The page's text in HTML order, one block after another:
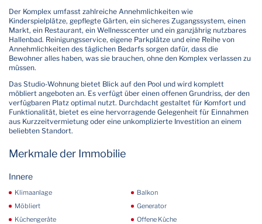
Der Komplex umfasst zahlreiche Annehmlichkeiten wie
Kinderspielplätze, gepflegte Gärten, ein sicheres Zugangssystem, einen
Markt, ein Restaurant, ein Wellnesscenter und ein ganzjährig nutzbares
Hallenbad. Reinigungsservice, eigene Parkplätze und eine Reihe von
Annehmlichkeiten des täglichen Bedarfs sorgen dafür, dass die
Bewohner alles haben, was sie brauchen, ohne den Komplex verlassen zu
müssen.
Das Studio-Wohnung bietet Blick auf den Pool und wird komplett
möbliert angeboten an. Es verfügt über einen offenen Grundriss, der den
verfügbaren Platz optimal nutzt. Durchdacht gestaltet für Komfort und
Funktionalität, bietet es eine hervorragende Gelegenheit für Einnahmen
aus Kurzzeitvermietung oder eine unkomplizierte Investition an einem
beliebten Standort.
Merkmale der Immobilie
Innere
Klimaanlage
Balkon
Möbliert
Generator
Küchengeräte
Offene Küche